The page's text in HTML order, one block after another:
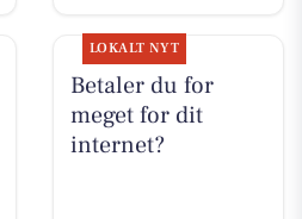
LOKALT NYT
Betaler du for
meget for dit
internet?